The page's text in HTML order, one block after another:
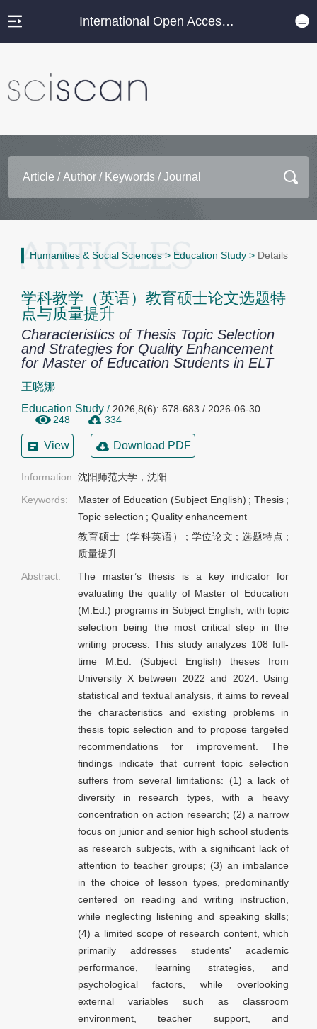
International Open Access Journal Platform
Humanities & Social Sciences > Education Study > Details
学科教学（英语）教育硕士论文选题特
点与质量提升
Characteristics of Thesis Topic Selection
and Strategies for Quality Enhancement
for Master of Education Students in ELT
王晓娜
Education Study / 2026,8(6): 678-683 / 2026-06-30
248
334
View Download PDF
Information: 沈阳师范大学，沈阳
Keywords:
Master of Education (Subject English) ;Thesis ;
Topic selection ; Quality enhancement
教育硕士（学科英语）
; 学位论文 ; 选题特点 ;
质量提升
Abstract:
The master’s thesis is a key indicator for
evaluating the quality of Master of Education
(M.Ed.) programs in Subject English, with topic
selection being the most critical step in the
writing process. This study analyzes 108 full-
time M.Ed. (Subject English) theses from
University X between 2022 and 2024. Using
statistical and textual analysis, it aims to reveal
the characteristics and existing problems in
thesis topic selection and to propose targeted
recommendations for improvement. The
findings indicate that current topic selection
suffers from several limitations: (1) a lack of
diversity in research types, with a heavy
concentration on action research; (2) a narrow
focus on junior and senior high school students
as research subjects, with a significant lack of
attention to teacher groups; (3) an imbalance
in the choice of lesson types, predominantly
centered on reading and writing instruction,
while neglecting listening and speaking skills;
(4) a limited scope of research content, which
primarily addresses students' academic
performance, learning strategies, and
psychological factors, while overlooking
external variables such as classroom
environment, teacher support, and